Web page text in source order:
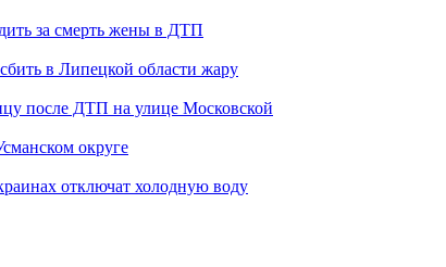
за смерть жены в ДТП
в Липецкой области жару
после ДТП на улице Московской
округе
отключат холодную воду